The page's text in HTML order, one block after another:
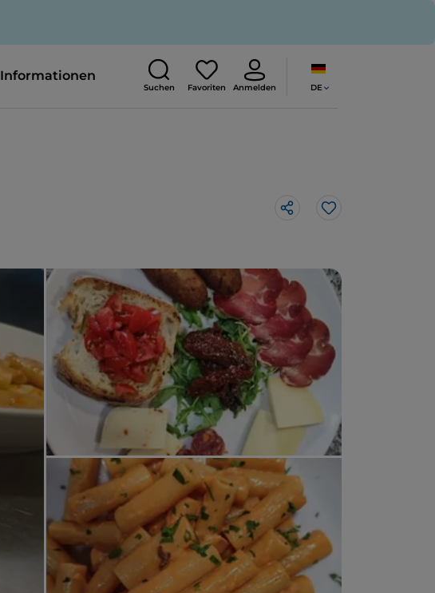
Informationen
Suchen Favoriten Anmelden DE
Like